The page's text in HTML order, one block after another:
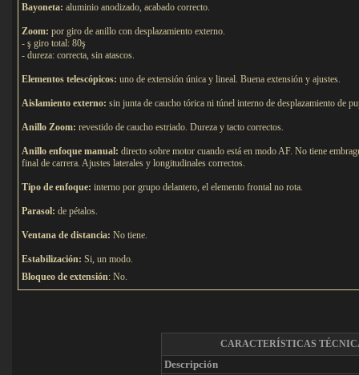
Bayoneta: aluminio anodizado, acabado correcto.
Zoom: por giro de anillo con desplazamiento externo.
- ş giro total: 80ş
- dureza: correcta, sin atascos.
Elementos telescópicos: uno de extensión única y lineal. Buena extensión y ajustes.
Aislamiento externo: sin junta de caucho tórica ni túnel interno de desplazamiento de
Anillo Zoom: revestido de caucho estriado. Dureza y tacto correctos.
Anillo enfoque manual: directo sobre motor cuando está en modo AF. No tiene
final de carrera. Ajustes laterales y longitudinales correctos.
Tipo de enfoque: interno por grupo delantero, el elemento frontal no rota.
Parasol: de pétalos.
Ventana de distancia: No tiene.
Estabilización: Si, un modo.
Bloqueo de extensión: No.
CARACTERÍSTICAS
Descripción